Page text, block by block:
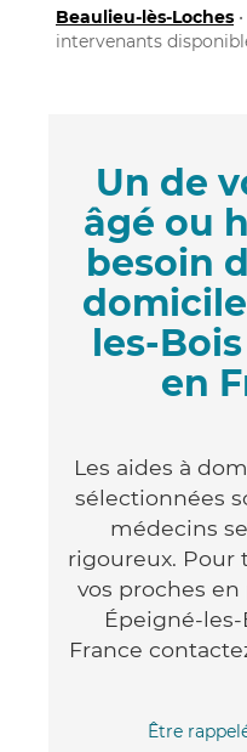
Beaulieu-lès-Loches
intervenants
Un de
âgé ou
besoin
les-
en
Les aides à
sélectionnées
médecins
rigoureux. Pour
vos proches
Épeigné-
France
Être